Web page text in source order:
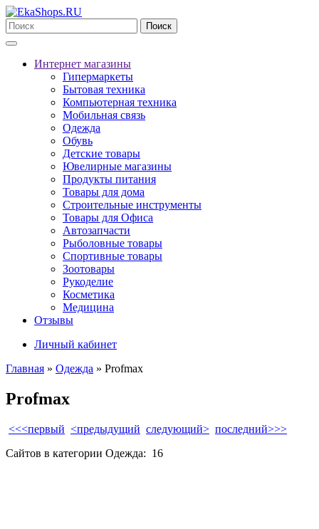
Поиск
Интернет магазины
Гипермаркеты
Бытовая техника
Компьютерная техника
Мобильная связь
Одежда
Обувь
Детские товары
Ювелирные магазины
Продукты питания
Товары для дома
Строительные инструменты
Товары для Офиса
Автозапчасти
Рыболовные товары
Спортивные товары
Зоотовары
Рукоделие
Косметика
Медицина
Отзывы
Личный кабинет
Главная » Одежда » Profmax
Profmax
<<<первый <предыдущий следующий> последний>>>
Сайтов в категории Одежда: 16